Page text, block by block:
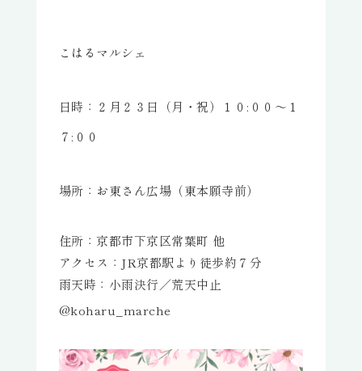
こはるマルシェ
日時：２月２３日（月・祝）１０:００～１
７:００
場所： お東さん広場（東本願寺前）
住所：京都市下京区常葉町 他
アクセス：JR京都駅より徒歩約７分
雨天時：小雨決行／荒天中止
@koharu_marche